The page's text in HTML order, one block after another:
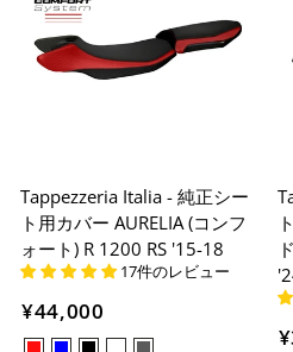
Tappezzeria Italia - 純正シー
ト用カバー AURELIA (コンフ
ォート) R 1200 RS '15-18
17件のレビュー
¥44,000